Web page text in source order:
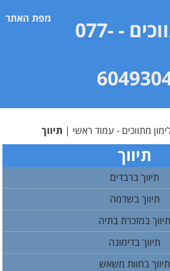
מפת האתר
- 077-
מתווכים - עמוד ראשי | תיווך
תיווך
תיווך ברבדים
תיווך בשדמה
תיווך במזכרת בתיה
תיווך בדימונה
תיווך בחוות משאש